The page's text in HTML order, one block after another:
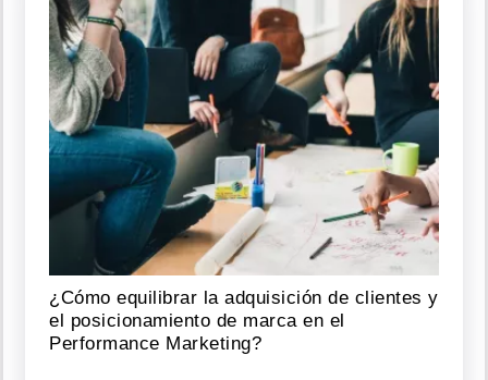
¿Cómo equilibrar la adquisición de clientes y
el posicionamiento de marca en el
Performance Marketing?